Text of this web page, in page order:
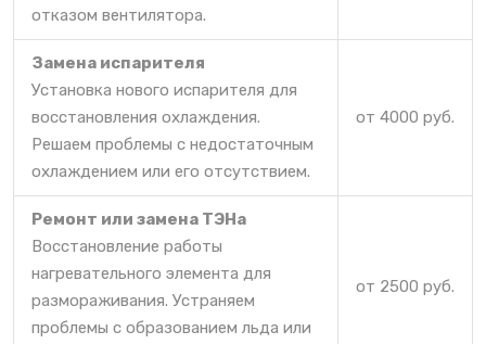
отказом вентилятора.
Замена испарителя
Установка нового испарителя для
восстановления охлаждения.
Решаем проблемы с недостаточным
охлаждением или его отсутствием.
от 4000 руб.
Ремонт или замена ТЭНа
Восстановление работы
нагревательного элемента для
размораживания. Устраняем
проблемы с образованием льда или
от 2500 руб.